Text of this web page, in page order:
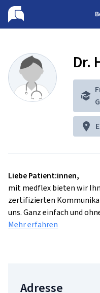
B
Dr.
Liebe Patient:innen,
mit medflex bieten wir
zertifizierten
uns. Ganz einfach und
Mehr erfahren
Adresse